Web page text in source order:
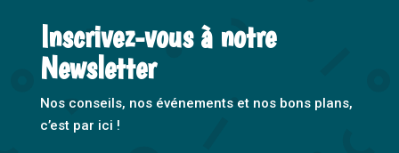
Inscrivez-vous à notre
Newsletter
Nos conseils, nos événements et nos bons plans,
c’est par ici !